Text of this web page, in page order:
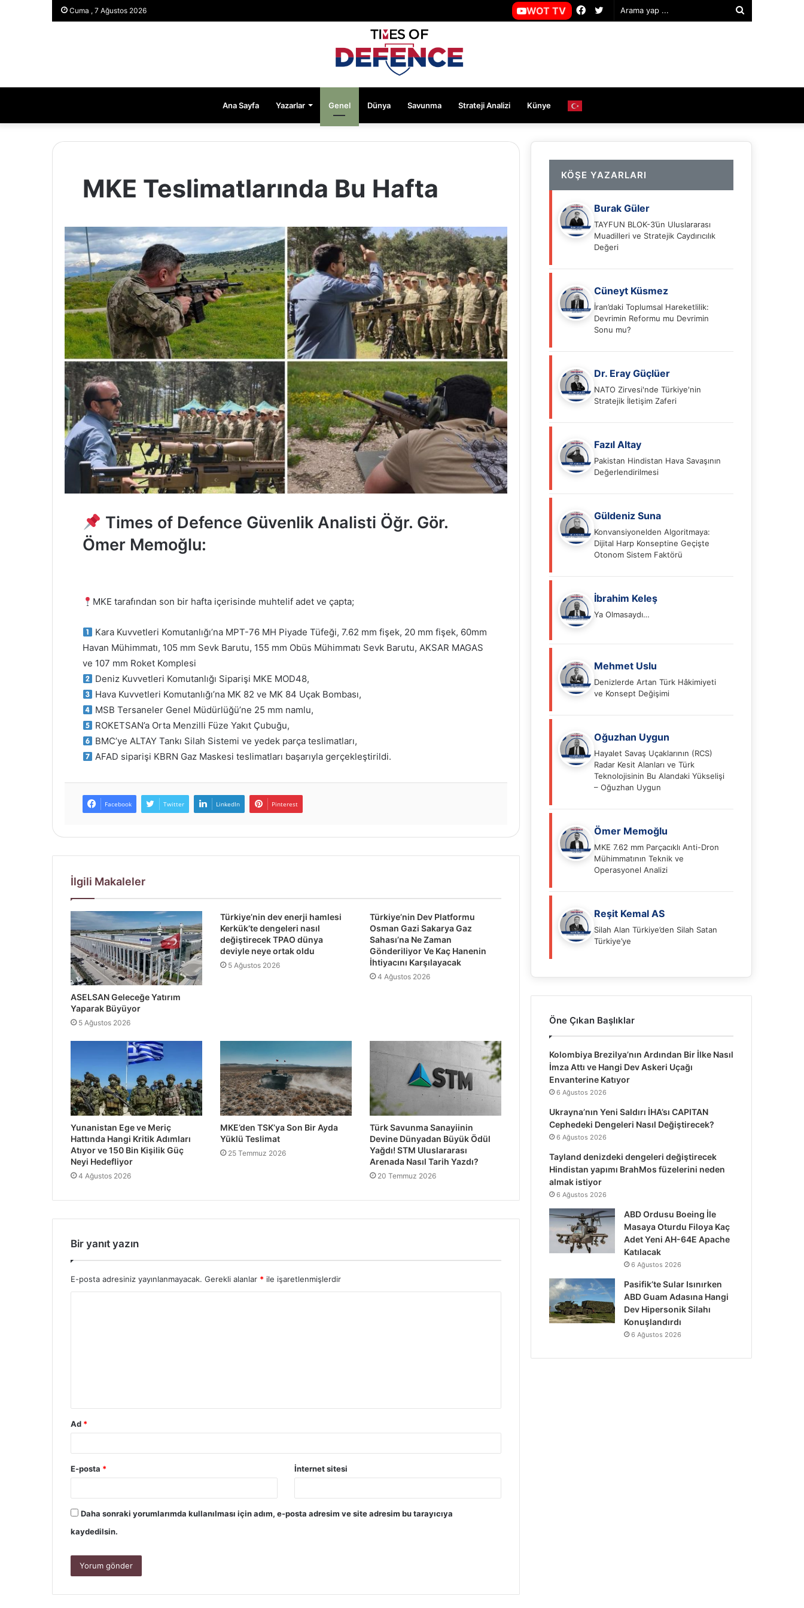
Cuma , 7 Ağustos 2026 Twitter
Facebook
WOT TV
Ana Sayfa Yazarlar Genel Dünya Savunma Strateji Analizi Künye
MKE Teslimatlarında Bu Hafta
Times of Defence Güvenlik Analisti Öğr. Gör.
Ömer Memoğlu:
MKE tarafından son bir hafta içerisinde muhtelif adet ve çapta;
Kara Kuvvetleri Komutanlığı’na MPT-76 MH Piyade Tüfeği, 7.62 mm fişek, 20 mm fişek, 60mm
Havan Mühimmatı, 105 mm Sevk Barutu, 155 mm Obüs Mühimmatı Sevk Barutu, AKSAR MAGAS
ve 107 mm Roket Komplesi
Deniz Kuvvetleri Komutanlığı Siparişi MKE MOD48,
Hava Kuvvetleri Komutanlığı’na MK 82 ve MK 84 Uçak Bombası,
MSB Tersaneler Genel Müdürlüğü’ne 25 mm namlu,
ROKETSAN’a Orta Menzilli Füze Yakıt Çubuğu,
BMC’ye ALTAY Tankı Silah Sistemi ve yedek parça teslimatları,
AFAD siparişi KBRN Gaz Maskesi teslimatları başarıyla gerçekleştirildi.
Facebook Twitter LinkedIn Pinterest
İlgili Makaleler
ASELSAN Geleceğe Yatırım
Yaparak Büyüyor
5 Ağustos 2026
Türkiye’nin dev enerji hamlesi
Kerkük’te dengeleri nasıl
değiştirecek TPAO dünya
deviyle neye ortak oldu
5 Ağustos 2026
Türkiye’nin Dev Platformu
Osman Gazi Sakarya Gaz
Sahası’na Ne Zaman
Gönderiliyor Ve Kaç Hanenin
İhtiyacını Karşılayacak
4 Ağustos 2026
Yunanistan Ege ve Meriç
Hattında Hangi Kritik Adımları
Atıyor ve 150 Bin Kişilik Güç
Neyi Hedefliyor
4 Ağustos 2026
MKE’den TSK’ya Son Bir Ayda
Yüklü Teslimat
25 Temmuz 2026
Türk Savunma Sanayiinin
Devine Dünyadan Büyük Ödül
Yağdı! STM Uluslararası
Arenada Nasıl Tarih Yazdı?
20 Temmuz 2026
Bir yanıt yazın
E-posta adresiniz yayınlanmayacak. Gerekli alanlar * ile işaretlenmişlerdir
Ad *
E-posta * İnternet sitesi
Daha sonraki yorumlarımda kullanılması için adım, e-posta adresim ve site adresim bu tarayıcıya
kaydedilsin.
KÖŞE YAZARLARI
Burak Güler
TAYFUN BLOK-3’ün Uluslararası
Muadilleri ve Stratejik Caydırıcılık
Değeri
Cüneyt Küsmez
İran’daki Toplumsal Hareketlilik:
Devrimin Reformu mu Devrimin
Sonu mu?
Dr. Eray Güçlüer
NATO Zirvesi'nde Türkiye'nin
Stratejik İletişim Zaferi
Fazıl Altay
Pakistan Hindistan Hava Savaşının
Değerlendirilmesi
Güldeniz Suna
Konvansiyonelden Algoritmaya:
Dijital Harp Konseptine Geçişte
Otonom Sistem Faktörü
İbrahim Keleş
Ya Olmasaydı…
Mehmet Uslu
Denizlerde Artan Türk Hâkimiyeti
ve Konsept Değişimi
Oğuzhan Uygun
Hayalet Savaş Uçaklarının (RCS)
Radar Kesit Alanları ve Türk
Teknolojisinin Bu Alandaki Yükselişi
– Oğuzhan Uygun
Ömer Memoğlu
MKE 7.62 mm Parçacıklı Anti-Dron
Mühimmatının Teknik ve
Operasyonel Analizi
Reşit Kemal AS
Silah Alan Türkiye’den Silah Satan
Türkiye’ye
Öne Çıkan Başlıklar
Kolombiya Brezilya’nın Ardından Bir İlke Nasıl
İmza Attı ve Hangi Dev Askeri Uçağı
Envanterine Katıyor
6 Ağustos 2026
Ukrayna’nın Yeni Saldırı İHA’sı CAPITAN
Cephedeki Dengeleri Nasıl Değiştirecek?
6 Ağustos 2026
Tayland denizdeki dengeleri değiştirecek
Hindistan yapımı BrahMos füzelerini neden
almak istiyor
6 Ağustos 2026
ABD Ordusu Boeing İle
Masaya Oturdu Filoya Kaç
Adet Yeni AH-64E Apache
Katılacak
6 Ağustos 2026
Pasifik’te Sular Isınırken
ABD Guam Adasına Hangi
Dev Hipersonik Silahı
Konuşlandırdı
6 Ağustos 2026